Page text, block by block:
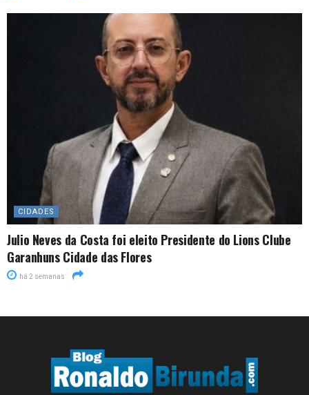
CIDADES
Julio Neves da Costa foi eleito Presidente do Lions Clube
Garanhuns Cidade das Flores
há 2 semanas